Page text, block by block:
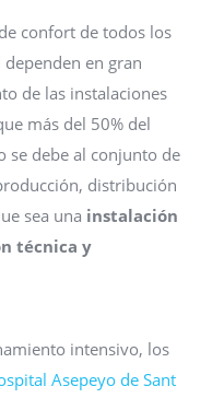
confort de todos los
en gran
de las instalaciones
más del 50% del
se debe al conjunto de
distribución
sea una instalación
técnica y
intensivo, los
Asepeyo de Sant